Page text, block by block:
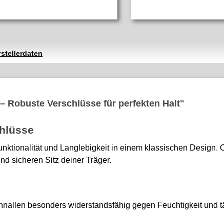
Robuste Verschlüsse für perfekten Halt"
und Langlebigkeit in einem klassischen Design.
sicheren Sitz deiner Träger.
besonders widerstandsfähig gegen Feuchtigkeit